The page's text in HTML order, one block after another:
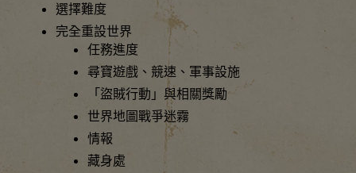
選擇難度
完全重設世界
任務進度
尋寶遊戲、競速、軍事設施
「盜賊行動」與相關獎勵
世界地圖戰爭迷霧
情報
藏身處